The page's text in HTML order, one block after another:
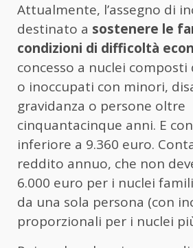
Attualmente, l’assegno di
destinato a sostenere le
condizioni di difficoltà
concesso a nuclei
o inoccupati con minori,
gravidanza o persone oltre
cinquantacinque anni. E
inferiore a 9.360 euro.
reddito annuo, che non
6.000 euro per i nuclei
da una sola persona (con
proporzionali per i nuclei